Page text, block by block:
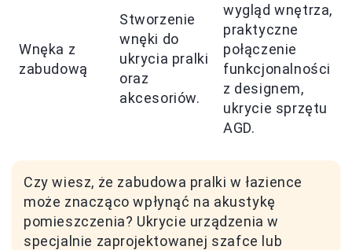
Wnęka z
zabudową
Stworzenie
wnęki do
ukrycia pralki
oraz
akcesoriów.
wygląd wnętrza,
praktyczne
połączenie
funkcjonalności
z designem,
ukrycie sprzętu
AGD.
Czy wiesz, że zabudowa pralki w łazience
może znacząco wpłynąć na akustykę
pomieszczenia? Ukrycie urządzenia w
specjalnie zaprojektowanej szafce lub